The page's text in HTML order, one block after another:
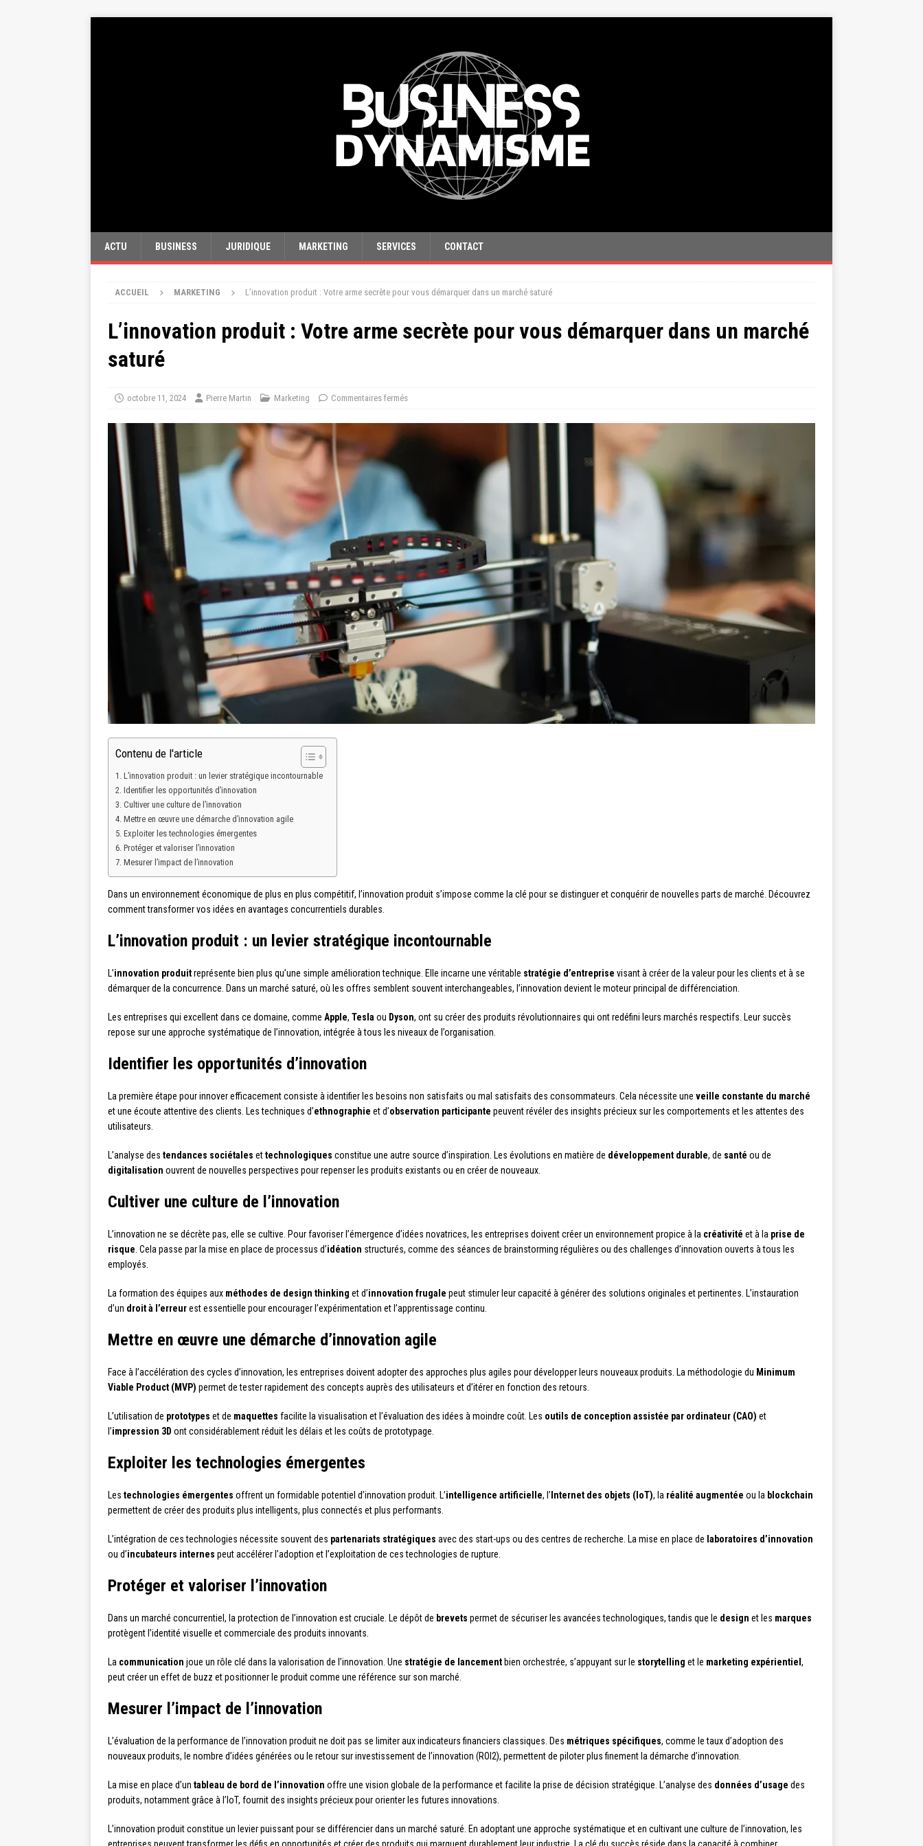
ACTU BUSINESS JURIDIQUE MARKETING SERVICES CONTACT
ACCUEIL MARKETING L’innovation produit : Votre arme secrète pour vous démarquer dans un marché saturé
L’innovation produit : Votre arme secrète pour vous démarquer dans un marché
saturé
octobre 11, 2024 Pierre Martin Marketing Commentaires fermés
Contenu de l'article
L’innovation produit : un levier stratégique incontournable
Identifier les opportunités d’innovation
Cultiver une culture de l’innovation
Mettre en œuvre une démarche d’innovation agile
Exploiter les technologies émergentes
Protéger et valoriser l’innovation
Mesurer l’impact de l’innovation
Dans un environnement économique de plus en plus compétitif, l’innovation produit s’impose comme la clé pour se distinguer et conquérir de nouvelles parts de marché. Découvrez
comment transformer vos idées en avantages concurrentiels durables.
L’innovation produit : un levier stratégique incontournable
L’innovation produitreprésente bien plus qu’une simple amélioration technique. Elle incarne une véritable stratégie d’entreprise visant à créer de la valeur pour les clients et à se
démarquer de la concurrence. Dans un marché saturé, où les offres semblent souvent interchangeables, l’innovation devient le moteur principal de différenciation.
Les entreprises qui excellent dans ce domaine, comme Apple, Tesla ou Dyson, ont su créer des produits révolutionnaires qui ont redéfini leurs marchés respectifs. Leur succès
repose sur une approche systématique de l’innovation, intégrée à tous les niveaux de l’organisation.
Identifier les opportunités d’innovation
La première étape pour innover efficacement consiste à identifier les besoins non satisfaits ou mal satisfaits des consommateurs. Cela nécessite une veille constante du marché
et une écoute attentive des clients. Les techniques d’ethnographie et d’observation participante peuvent révéler des insights précieux sur les comportements et les attentes des
utilisateurs.
L’analyse des tendances sociétales ettechnologiques constitue une autre source d’inspiration. Les évolutions en matière de développement durable, de santé ou de
digitalisation ouvrent de nouvelles perspectives pour repenser les produits existants ou en créer de nouveaux.
Cultiver une culture de l’innovation
L’innovation ne se décrète pas, elle se cultive. Pour favoriser l’émergence d’idées novatrices, les entreprises doivent créer un environnement propice à la créativité et à la prise de
risque . Cela passe par la mise en place de processus d’idéation structurés, comme des séances de brainstorming régulières ou des challenges d’innovation ouverts à tous les
employés.
La formation des équipes aux méthodes de design thinking et d’innovation frugale peut stimuler leur capacité à générer des solutions originales et pertinentes. L’instauration
d’un droit à l’erreurest essentielle pour encourager l’expérimentation et l’apprentissage continu.
Mettre en œuvre une démarche d’innovation agile
Face à l’accélération des cycles d’innovation, les entreprises doivent adopter des approches plus agiles pour développer leurs nouveaux produits. La méthodologie du Minimum
Viable Product (MVP) permet de tester rapidement des concepts auprès des utilisateurs et d’itérer en fonction des retours.
L’utilisation de prototypes et de maquettes facilite la visualisation et l’évaluation des idées à moindre coût. Les outils de conception assistée par ordinateur (CAO) et
l’impression 3D ont considérablement réduit les délais et les coûts de prototypage.
Exploiter les technologies émergentes
Les technologies émergentes offrent un formidable potentiel d’innovation produit. L’intelligence artificielle, l’ Internet des objets (IoT), la réalité augmentée ou la blockchain
permettent de créer des produits plus intelligents, plus connectés et plus performants.
L’intégration de ces technologies nécessite souvent des partenariats stratégiques avec des start-ups ou des centres de recherche. La mise en place de laboratoires d’innovation
ou d’incubateurs internes peut accélérer l’adoption et l’exploitation de ces technologies de rupture.
Protéger et valoriser l’innovation
Dans un marché concurrentiel, la protection de l’innovation est cruciale. Le dépôt de brevets permet de sécuriser les avancées technologiques, tandis que le design et les marques
protègent l’identité visuelle et commerciale des produits innovants.
La communication joue un rôle clé dans la valorisation de l’innovation. Une stratégie de lancement bien orchestrée, s’appuyant sur le storytelling et le marketing expérientiel ,
peut créer un effet de buzz et positionner le produit comme une référence sur son marché.
Mesurer l’impact de l’innovation
L’évaluation de la performance de l’innovation produit ne doit pas se limiter aux indicateurs financiers classiques. Des métriques spécifiques, comme le taux d’adoption des
nouveaux produits, le nombre d’idées générées ou le retour sur investissement de l’innovation (ROI2), permettent de piloter plus finement la démarche d’innovation.
La mise en place d’un tableau de bord de l’innovation offre une vision globale de la performance et facilite la prise de décision stratégique. L’analyse des données d’usage des
produits, notamment grâce à l’IoT, fournit des insights précieux pour orienter les futures innovations.
L’innovation produit constitue un levier puissant pour se différencier dans un marché saturé. En adoptant une approche systématique et en cultivant une culture de l’innovation, les